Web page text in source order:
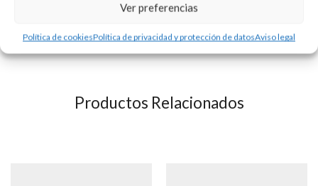
Ver preferencias
Política de cookiesPolítica de privacidad y protección de datosAviso legal
Productos Relacionados